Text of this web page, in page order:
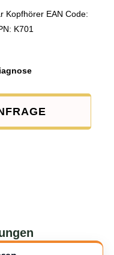
Kopfhörer EAN Code:
K701